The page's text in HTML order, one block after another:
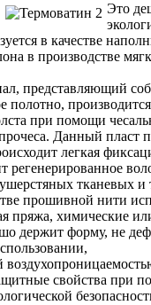
Это
в качестве
в производстве
представляющий
полотно,
при помощи
Данный пласт
легкая
регенерированное
тканевых и
прошивной нити
пряжа, химические
держит форму, не
свойства при